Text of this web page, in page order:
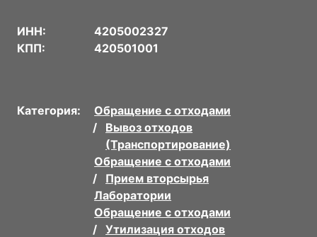
ИНН:
4205002327
КПП:
420501001
Категория:
Обращение с отходами
Вывоз отходов
(Транспортирование)
Обращение с отходами
Прием вторсырья
Лаборатории
Обращение с отходами
Утилизация отходов